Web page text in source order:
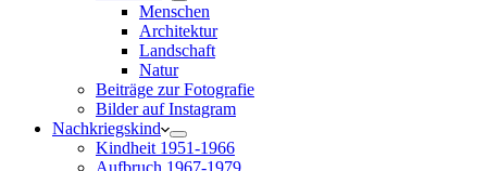
Menschen
Architektur
Landschaft
Natur
Beiträge zur Fotografie
Bilder auf Instagram
Nachkriegskind
Kindheit 1951-1966
Aufbruch 1967-1979